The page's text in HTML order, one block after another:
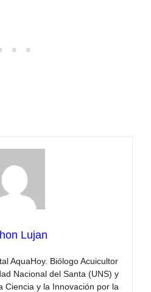
Lujan
AquaHoy. Biólogo Acuicultor
Nacional del Santa (UNS) y
Ciencia y la Innovación por la